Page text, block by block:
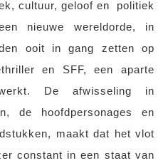
cultuur, geloof en politiek
nieuwe wereldorde, in
ooit in gang zetten op
en SFF, een aparte
De afwisseling in
de hoofdpersonages en
maakt dat het vlot
constant in een staat van